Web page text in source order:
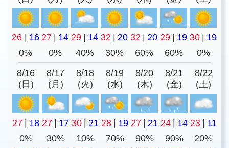
26 | 16 27 | 14 29 | 14 32 | 20 32 | 20 29 | 19 30 | 19
0%
0% 40% 30% 60% 60% 0%
8/16
(日)
8/17
(月)
8/18
(火)
8/19
(水)
8/20
(木)
8/21
(金)
8/22
(土)
27 | 18 27 | 17 30 | 21 28 | 19 27 | 21 24 | 14 23 | 11
0%
30% 10% 70% 90% 90%
20%